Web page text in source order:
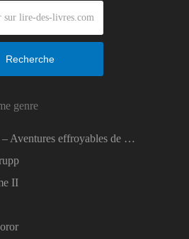
Recherche
genre
Aventures effroyables de …
II